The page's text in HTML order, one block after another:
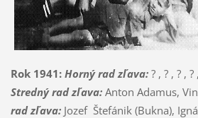
Rok 1941: Horný rad zľava: ? , ? , ? ,
Stredný rad zľava:Anton Adamus,
rad zľava:Jozef Štefánik (Bukna),